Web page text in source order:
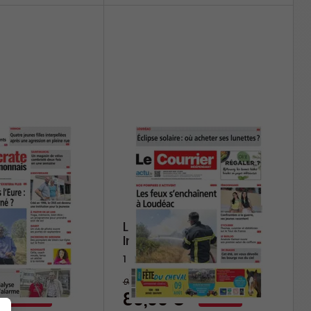
-8%
Le Courrier
Indépendant
1 an
98,80 €
86,00 € -13%